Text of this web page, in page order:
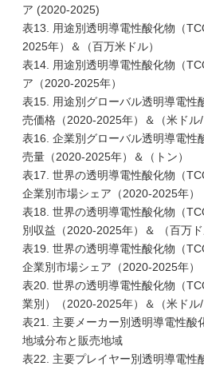
ア (2020-2025)
表13. 用途別透明導電性酸化物（
2025年）＆（百万米ドル）
表14. 用途別透明導電性酸化物（
ア（2020-2025年）
表15. 用途別グローバル透明導電性
売価格（2020-2025年）＆（米ドル/
表16. 企業別グローバル透明導電性
売量（2020-2025年）＆（トン）
表17. 世界の透明導電性酸化物（
企業別市場シェア（2020-2025年）
表18. 世界の透明導電性酸化物（
別収益（2020-2025年）＆ （百万ド
表19. 世界の透明導電性酸化物（
企業別市場シェア（2020-2025年）
表20. 世界の透明導電性酸化物（
業別）（2020-2025年）＆（米ドル/
表21. 主要メーカー別透明導電性酸
地域分布と販売地域
表22. 主要プレイヤー別透明導電性